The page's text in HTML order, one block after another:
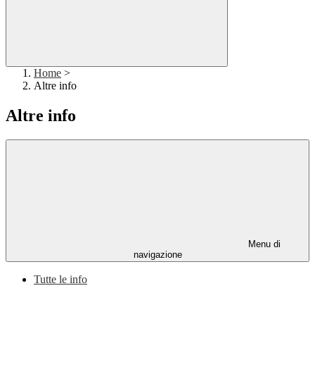
Home >
Altre info
Altre info
Menu di
navigazione
Tutte le info